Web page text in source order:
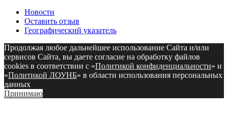
Новости
Оставить отзыв
Географический указатель
Продолжая любое дальнейшее использование Сайта и/или
сервисов Сайта, вы даете согласие на обработку файлов
cookies в соответствии с «Политикой конфиденциальности» и
«Политикой ЛОУНБ» в области использования персональных
данных
Принимаю